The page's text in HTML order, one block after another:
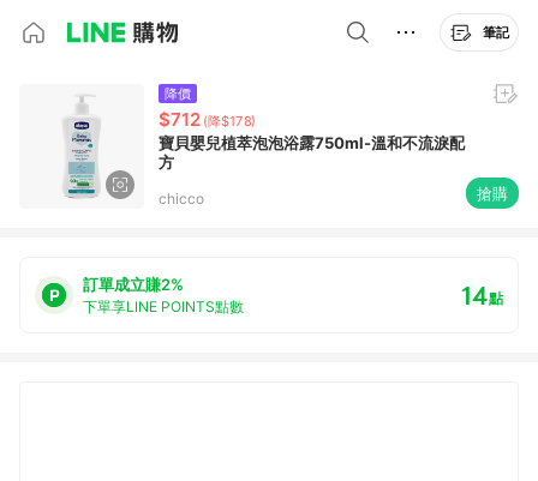
筆記
降價
$712 (降$178)
寶貝嬰兒植萃泡泡浴露750ml-溫和不流淚配
方
chicco 搶購
訂單成立賺2%
下單享LINE POINTS點數 14點